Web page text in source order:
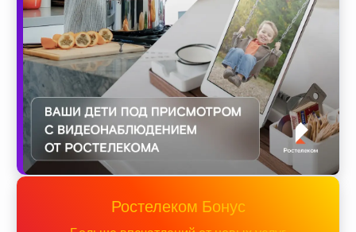
Ростелеком Бонус